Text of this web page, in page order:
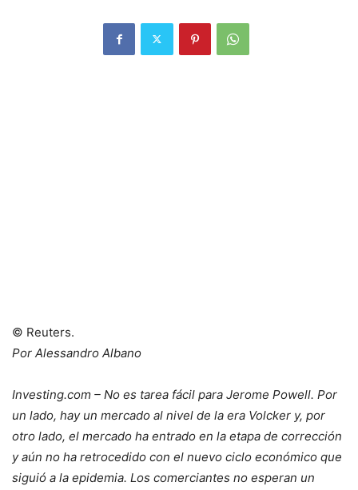
© Reuters.
Por Alessandro Albano
Investing.com – No es tarea fácil para Jerome Powell. Por
un lado, hay un mercado al nivel de la era Volcker y, por
otro lado, el mercado ha entrado en la etapa de corrección
y aún no ha retrocedido con el nuevo ciclo económico que
siguió a la epidemia. Los comerciantes no esperan un